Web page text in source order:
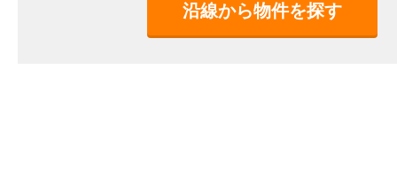
沿線から物件を探す